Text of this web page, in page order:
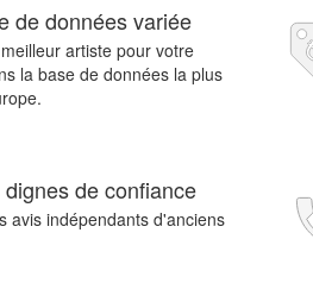
de données variée
artiste pour votre
la base de données la plus
de confiance
avis indépendants d'anciens